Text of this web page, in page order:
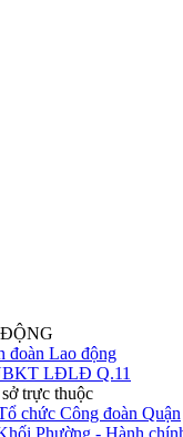
đoàn Lao động
LĐLĐ Q.11
trực thuộc
chức Công đoàn Quận
Phường - Hành